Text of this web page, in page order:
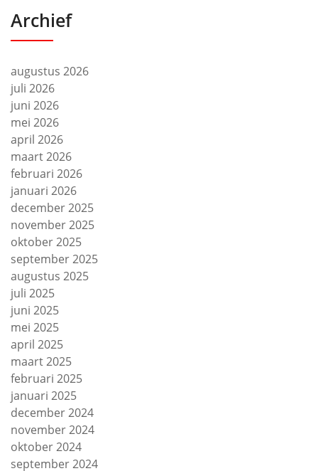
Archief
augustus 2026
juli 2026
juni 2026
mei 2026
april 2026
maart 2026
februari 2026
januari 2026
december 2025
november 2025
oktober 2025
september 2025
augustus 2025
juli 2025
juni 2025
mei 2025
april 2025
maart 2025
februari 2025
januari 2025
december 2024
november 2024
oktober 2024
september 2024